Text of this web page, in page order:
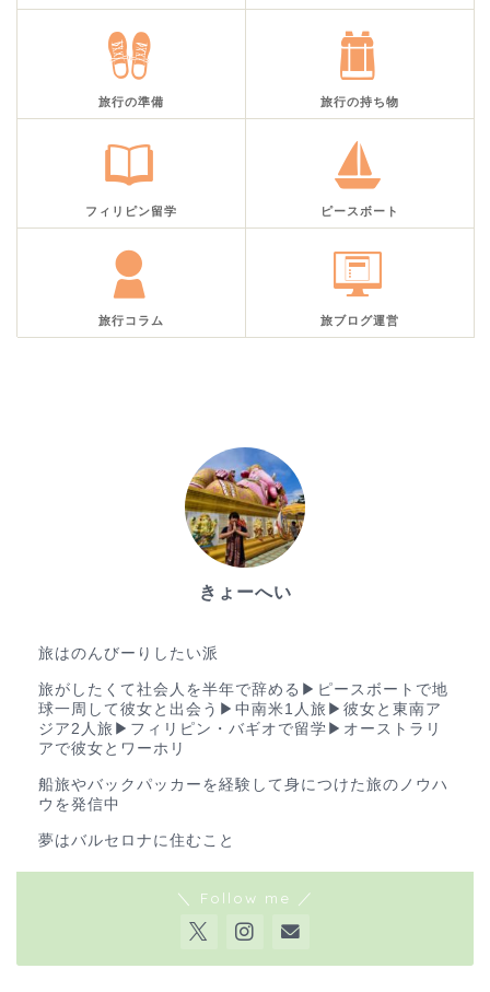
旅行の準備 旅行の持ち物
フィリピン留学 ピースボート
旅行コラム 旅ブログ運営
きょーへい
旅はのんびーりしたい派
旅がしたくて社会人を半年で辞める▶︎ピースボートで地
球一周して彼女と出会う▶︎中南米1人旅▶︎彼女と東南ア
ジア2人旅▶︎フィリピン・バギオで留学▶︎オーストラリ
アで彼女とワーホリ
船旅やバックパッカーを経験して身につけた旅のノウハ
ウを発信中
夢はバルセロナに住むこと
＼ Follow me ／